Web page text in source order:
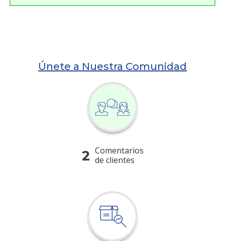
Únete a Nuestra Comunidad
2 Comentarios
de clientes